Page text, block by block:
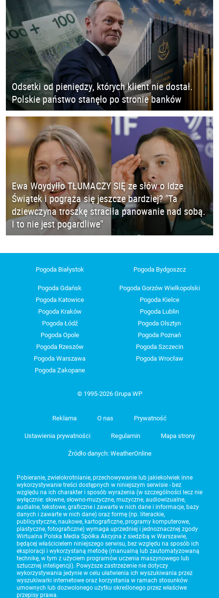
Odsetki od pieniędzy, których klient nie dostał.
Polskie państwo stanęło po stronie banków
Ewa Woydyłło TŁUMACZY SIĘ ze słów o Idze
Świątek i pogrąża się jeszcze bardziej? "Ta
dziewczyna troszkę straciła panowanie nad sobą.
I to nie jest pogardliwe"
Pogoda Białystok Pogoda Bydgoszcz
Pogoda Gdańsk
Pogoda Gorzów Wielkopolski
Pogoda Katowice
Pogoda Kielce
Pogoda Kraków
Pogoda Lublin
Pogoda Łódź
Pogoda Olsztyn
Pogoda Opole
Pogoda Poznań
Pogoda Rzeszów
Pogoda Szczecin
Pogoda Warszawa
Pogoda Wrocław
Pogoda Zakopane
© 1995-2026 Grupa WP
Reklama O nas Prywatność
Ustawienia prywatności Regulamin Mapa strony
Źródło danych: WeatherOnline
Pobieranie, zwielokrotnianie, przechowywanie lub jakiekolwiek inne
wykorzystywanie treści dostępnych w niniejszym serwisie - bez
względu na ich charakter i sposób wyrażenia (w szczególności lecz nie
wyłącznie: słowne, słowno-muzyczne, muzyczne, audiowizualne,
audialne, tekstowe, graficzne i zawarte w nich dane i informacje, bazy
danych i zawarte w nich dane) oraz formę (np. literackie,
publicystyczne, naukowe, kartograficzne, programy komputerowe,
plastyczne, fotograficzne) wymaga uprzedniej i jednoznacznej zgody
Wirtualna Polska Media Spółka Akcyjna z siedzibą w Warszawie,
będącej właścicielem niniejszego serwisu, bez względu na sposób ich
eksploracji i wykorzystaną metodę (manualną lub zautomatyzowaną
technikę, w tym z użyciem programów uczenia maszynowego lub
sztucznej inteligencji). Powyższe zastrzeżenie nie dotyczy
wykorzystywania jedynie w celu ułatwienia ich wyszukiwania przez
wyszukiwarki internetowe oraz korzystania w ramach stosunków
umownych lub dozwolonego użytku określonego przez właściwe
przepisy prawa.